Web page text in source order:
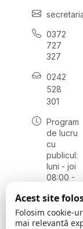
0372
727
327
0242
528
301
Program
de lucru
cu
publicul:
luni - joi
08:00 -
vineri
08:00 -
14:00
Acest site
Folosim cookie-
mai relevantă